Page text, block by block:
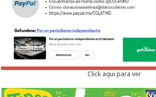
Click aqui para ver